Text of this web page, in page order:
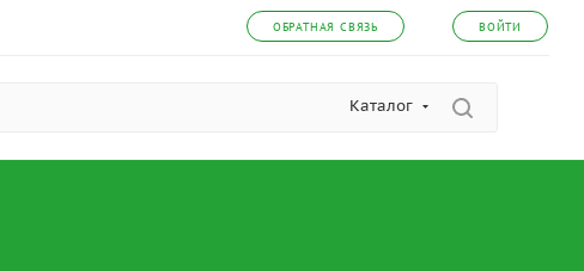
ОБРАТНАЯ СВЯЗЬ ВОЙТИ
Каталог